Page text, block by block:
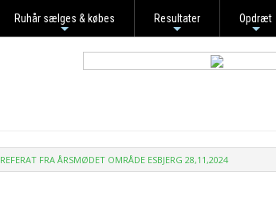
Ruhår sælges & købes Resultater Opdræt
REFERAT FRA ÅRSMØDET OMRÅDE ESBJERG 28,11,2024